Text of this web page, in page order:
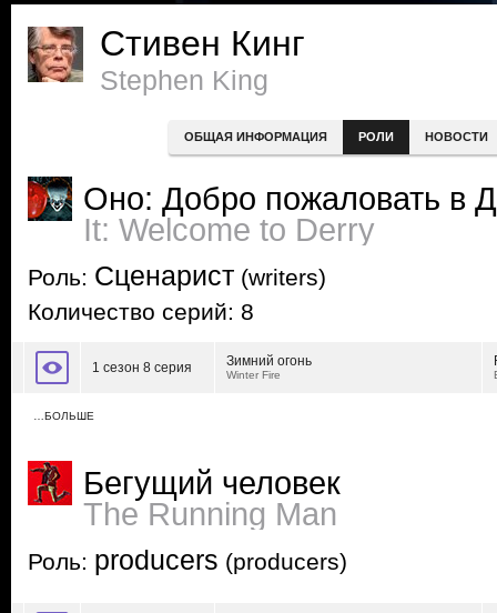
Стивен Кинг
Stephen King
ОБЩАЯ ИНФОРМАЦИЯ РОЛИ НОВОСТИ
Оно: Добро пожаловать в
It: Welcome to Derry
Роль: Сценарист (writers)
Количество серий: 8
1 сезон 8 серия Зимний огонь
Winter Fire
…БОЛЬШЕ
Бегущий человек
The Running Man
Роль: producers (producers)